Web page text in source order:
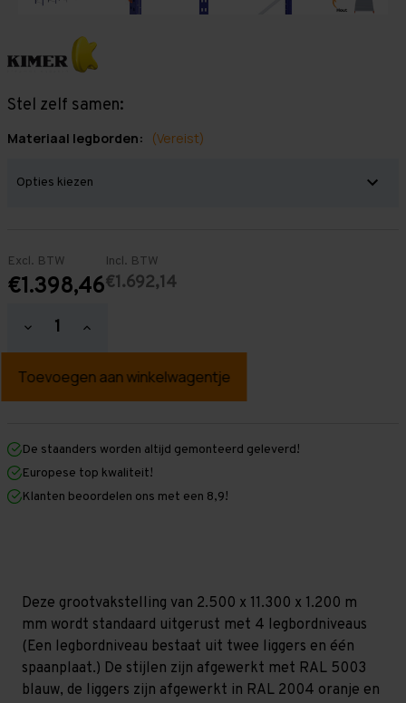
Stel zelf samen:
Materiaal legborden: (Vereist)
Excl. BTW
€1.398,46
Incl. BTW
€1.692,14
Hoeveelheid
verlagen
Grootvakstelling
mm
mm
x
1.200
mm
Hoeveelheid
verhogen
Grootvakstelling
mm
mm
1.200
mm
De staanders worden altijd gemonteerd geleverd!
Europese top kwaliteit!
Klanten beoordelen ons met een 8,9!
Deze grootvakstelling van 2.500 x 11.300 x 1.200 m
mm wordt standaard uitgerust met 4 legbordniveaus
(Een legbordniveau bestaat uit twee liggers en één
spaanplaat.) De stijlen zijn afgewerkt met RAL 5003
blauw, de liggers zijn afgewerkt in RAL 2004 oranje en